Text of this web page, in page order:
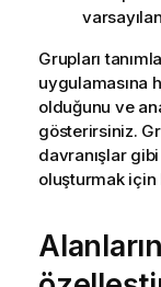
Grupları
uygulamasına
olduğunu ve
gösterirsiniz.
davranışlar
oluşturmak için